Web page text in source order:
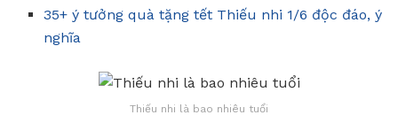
35+ ý tưởng quà tặng tết Thiếu nhi 1/6 độc đáo, ý
nghĩa
Thiếu nhi là bao nhiêu tuổi